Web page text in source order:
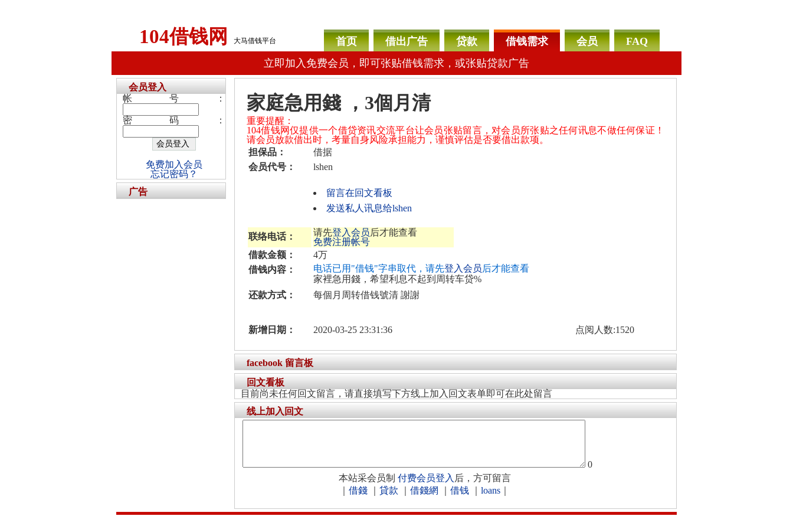
104借钱网 大马借钱平台 首页 借出广告 贷款 借钱需求 会员
FAQ
立即加入免费会员，即可张贴借钱需求，或张贴贷款广告
家庭急用錢 ，3個月清
重要提醒：
104借钱网仅提供一个借贷资讯交流平台让会员张贴留言，对会员所张贴之任何讯息不做任何保证！
请会员放款借出时，考量自身风险承担能力，谨慎评估是否要借出款项。
担保品：
借据
会员代号：
lshen
留言在回文看板
发送私人讯息给lshen
联络电话： 请先登入会员后才能查看
免费注册帐号
借款金额：
4万
借钱内容：
电话已用"借钱"字串取代，请先登入会员后才能查看
家裡急用錢，希望利息不起到周转车贷%
还款方式：
每個月周转借钱號清 謝謝
新增日期： 2020-03-25 23:31:36 点阅人数:1520
facebook 留言板
回文看板
目前尚未任何回文留言，请直接填写下方线上加入回文表单即可在此处留言
线上加入回文
0
本站采会员制 付费会员登入 后，方可留言
借錢 貸款 借錢網 借钱 loans
会员登入
帐号：
密码：
免费加入会员
忘记密码？
广告